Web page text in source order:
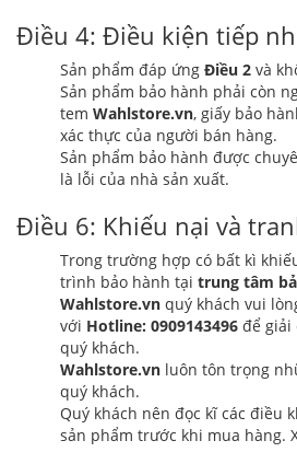
Điều 4: Điều kiện tiếp
Sản phẩm đáp ứng Điều 2 và
Sản phẩm bảo hành phải còn
tem Wahlstore.vn, giấy bảo
xác thực của người bán hàng.
Sản phẩm bảo hành được
là lỗi của nhà sản xuất.
Điều 6: Khiếu nại và
Trong trường hợp có bất kì
trình bảo hành tại trung tâm
Wahlstore.vn quý khách vui
với Hotline: 0909143496 để giải
quý khách.
Wahlstore.vn luôn tôn trọng
quý khách.
Quý khách nên đọc kĩ các điều
sản phẩm trước khi mua hàng.